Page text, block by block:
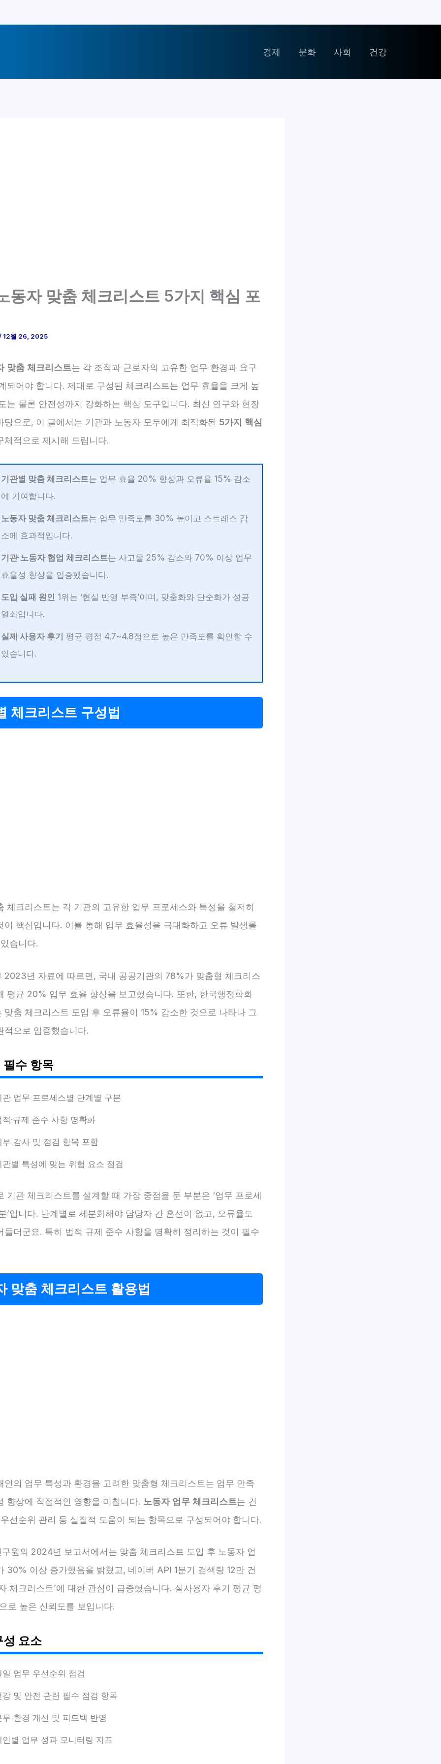
경제 문화 사회 건강
동자 맞춤 체크리스트 5가지 핵심 포
12월 26, 2025
맞춤 체크리스트는 각 조직과 근로자의 고유한 업무 환경과 요구
되어야 합니다. 제대로 구성된 체크리스트는 업무 효율을 크게 높
는 물론 안전성까지 강화하는 핵심 도구입니다. 최신 연구와 현장
탕으로, 이 글에서는 기관과 노동자 모두에게 최적화된 5가지 핵심
체적으로 제시해 드립니다.
기관별 맞춤 체크리스트는 업무 효율 20% 향상과 오류율 15% 감소
에 기여합니다.
노동자 맞춤 체크리스트는 업무 만족도를 30% 높이고 스트레스 감
소에 효과적입니다.
기관·노동자 협업 체크리스트는 사고율 25% 감소와 70% 이상 업무
효율성 향상을 입증했습니다.
도입 실패 원인 1위는 ‘현실 반영 부족’이며, 맞춤화와 단순화가 성공
열쇠입니다.
실제 사용자 후기 평균 평점 4.7~4.8점으로 높은 만족도를 확인할 수
있습니다.
체크리스트 구성법
체크리스트는 각 기관의 고유한 업무 프로세스와 특성을 철저히
이 핵심입니다. 이를 통해 업무 효율성을 극대화하고 오류 발생률
습니다.
2023년 자료에 따르면, 국내 공공기관의 78%가 맞춤형 체크리스
평균 20% 업무 효율 향상을 보고했습니다. 또한, 한국행정학회
맞춤 체크리스트 도입 후 오류율이 15% 감소한 것으로 나타나 그
적으로 입증했습니다.
필수 항목
관 업무 프로세스별 단계별 구분
적·규제 준수 사항 명확화
부 감사 및 점검 항목 포함
관별 특성에 맞는 위험 요소 점검
기관 체크리스트를 설계할 때 가장 중점을 둔 부분은 ‘업무 프로세
’입니다. 단계별로 세분화해야 담당자 간 혼선이 없고, 오류율도
들더군요. 특히 법적 규제 준수 사항을 명확히 정리하는 것이 필수
맞춤 체크리스트 활용법
인의 업무 특성과 환경을 고려한 맞춤형 체크리스트는 업무 만족
향상에 직접적인 영향을 미칩니다. 노동자 업무 체크리스트는 건
선순위 관리 등 실질적 도움이 되는 항목으로 구성되어야 합니다.
원의 2024년 보고서에서는 맞춤 체크리스트 도입 후 노동자 업
30% 이상 증가했음을 밝혔고, 네이버 API 1분기 검색량 12만 건
체크리스트’에 대한 관심이 급증했습니다. 실사용자 후기 평균 평
로 높은 신뢰도를 보입니다.
성 요소
일 업무 우선순위 점검
강 및 안전 관련 필수 점검 항목
무 환경 개선 및 피드백 반영
인별 업무 성과 모니터링 지표